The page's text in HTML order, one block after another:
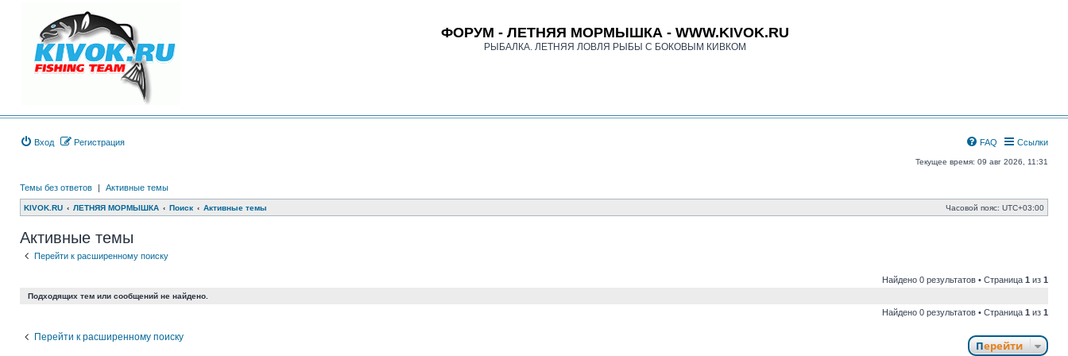
ФОРУМ - ЛЕТНЯЯ МОРМЫШКА - WWW.KIVOK.RU
РЫБАЛКА. ЛЕТНЯЯ ЛОВЛЯ РЫБЫ С БОКОВЫМ КИВКОМ
Вход Регистрация Ссылки
FAQ
Текущее время: 09 авг 2026, 11:31
Темы без ответов | Активные темы
KIVOK.RU ЛЕТНЯЯ МОРМЫШКА Поиск Активные темы Часовой пояс: UTC+03:00
Активные темы
Перейти к расширенному поиску
Найдено 0 результатов • Страница 1 из 1
Подходящих тем или сообщений не найдено.
Найдено 0 результатов • Страница 1 из 1
Перейти к расширенному поиску
Перейти